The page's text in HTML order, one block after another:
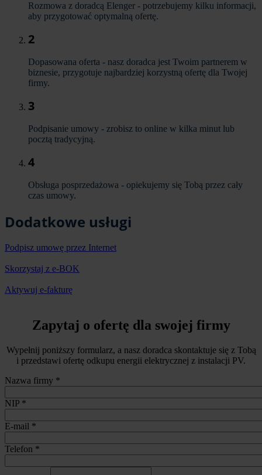
Rozmowa z doradcą Elenger - potrzebujemy kilku informacji,
aby przygotować optymalną ofertę.
2
Dopasowana oferta - nasz doradca jest Twoim partnerem w
biznesie, przygotuje najbardziej korzystną ofertę dla Twojej
firmy.
3
Podpisanie umowy - zrobisz to online w kilka minut lub
pocztą tradycyjną.
4
Obsługa posprzedażowa - opiekujemy się Tobą przez cały
czas umowy.
Dodatkowe usługi
Podpisz umowę przez Internet
Skorzystaj z e-BOK
Aktywuj e-fakturę
FormularzZapytaj o ofertę dla swojej firmy
Wypełnij poniższy formularz, a nasz doradca skontaktuje się z Tobą
i przedstawi ofertę odkupu energii elektrycznej z instalacji PV.
Nazwa firmy *
NIP *
E-mail *
Telefon *